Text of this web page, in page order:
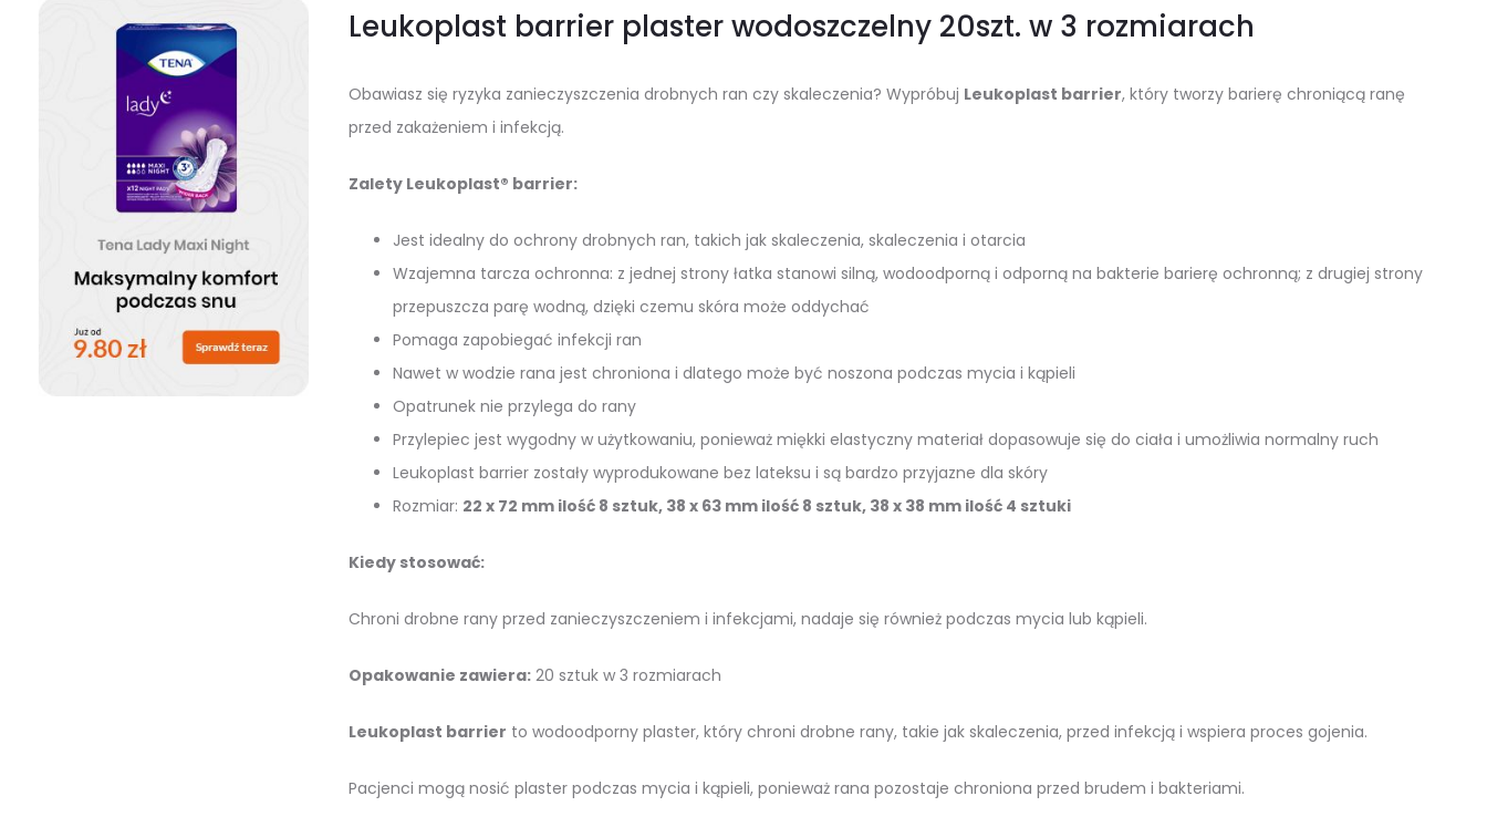
Leukoplast barrier plaster wodoszczelny 20szt. w 3 rozmiarach
Obawiasz się ryzyka zanieczyszczenia drobnych ran czy skaleczenia? Wypróbuj Leukoplast barrier, który tworzy barierę chroniącą ranę
przed zakażeniem i infekcją.
Zalety Leukoplast® barrier:
Jest idealny do ochrony drobnych ran, takich jak skaleczenia, skaleczenia i otarcia
Wzajemna tarcza ochronna: z jednej strony łatka stanowi silną, wodoodporną i odporną na bakterie barierę ochronną; z drugiej strony
przepuszcza parę wodną, dzięki czemu skóra może oddychać
Pomaga zapobiegać infekcji ran
Nawet w wodzie rana jest chroniona i dlatego może być noszona podczas mycia i kąpieli
Opatrunek nie przylega do rany
Przylepiec jest wygodny w użytkowaniu, ponieważ miękki elastyczny materiał dopasowuje się do ciała i umożliwia normalny ruch
Leukoplast barrier zostały wyprodukowane bez lateksu i są bardzo przyjazne dla skóry
Rozmiar: 22 x 72 mm ilość 8 sztuk, 38 x 63 mm ilość 8 sztuk, 38 x 38 mm ilość 4 sztuki
Kiedy stosować:
Chroni drobne rany przed zanieczyszczeniem i infekcjami, nadaje się również podczas mycia lub kąpieli.
Opakowanie zawiera:20 sztuk w 3 rozmiarach
Leukoplast barrier to wodoodporny plaster, który chroni drobne rany, takie jak skaleczenia, przed infekcją i wspiera proces gojenia.
Pacjenci mogą nosić plaster podczas mycia i kąpieli, ponieważ rana pozostaje chroniona przed brudem i bakteriami.